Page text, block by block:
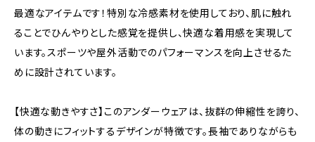
最適なアイテムです！特別な冷感素材を使用しており、肌に触れ
ることでひんやりとした感覚を提供し、快適な着用感を実現して
います。スポーツや屋外活動でのパフォーマンスを向上させるた
めに設計されています。
【快適な動きやすさ】このアンダーウェアは、抜群の伸縮性を誇り、
体の動きにフィットするデザインが特徴です。長袖でありながらも